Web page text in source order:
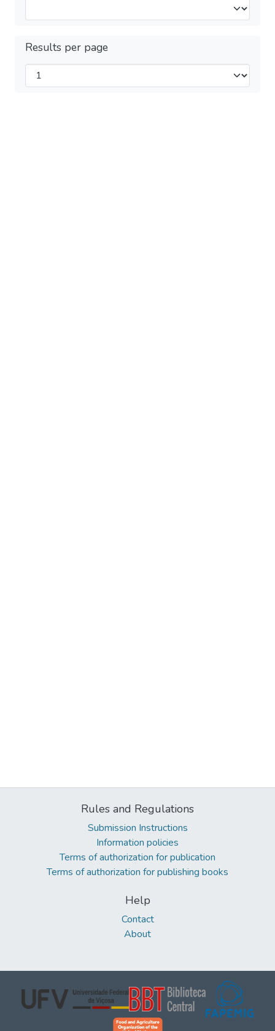
Results per page
Rules and Regulations
Submission Instructions
Information policies
Terms of authorization for publication
Terms of authorization for publishing books
Help
Contact
About